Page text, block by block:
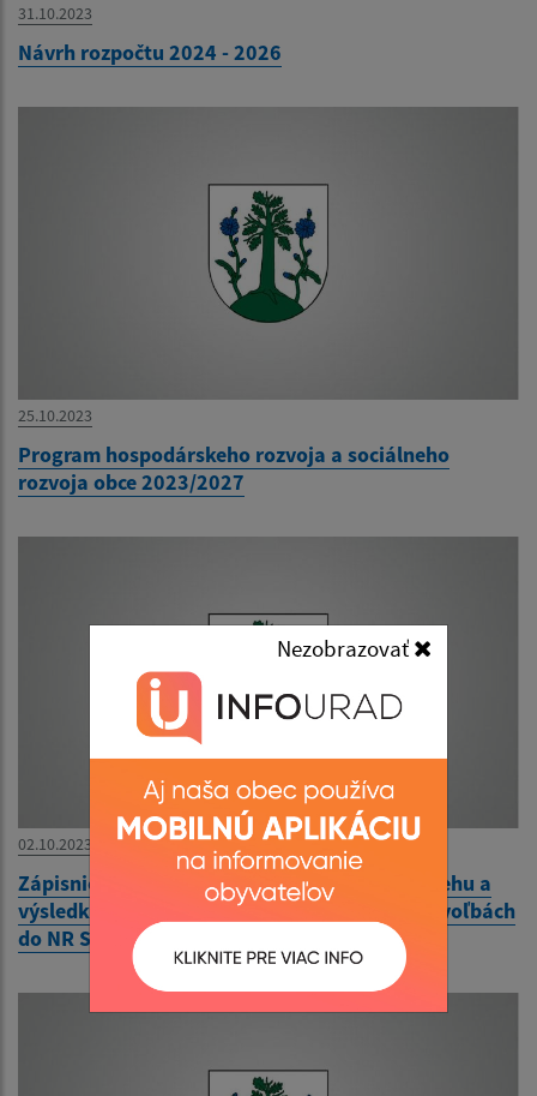
Nezobrazovať
31.10.2023
Návrh rozpočtu 2024 - 2026
25.10.2023
Program hospodárskeho rozvoja a sociálneho
rozvoja obce 2023/2027
02.10.2023
Zápisnica okrskovej volebnej komisie o priebehu a
výsledku hlasovania vo volebnom okrsku vo voľbách
do NR SR 30.9.2023